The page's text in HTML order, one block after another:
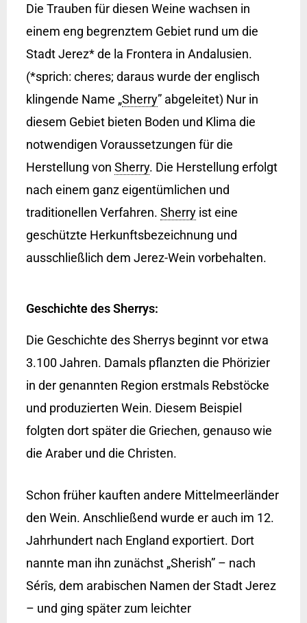
Die Trauben für diesen Weine wachsen in
einem eng begrenztem Gebiet rund um die
Stadt Jerez* de la Frontera in Andalusien.
(*sprich: cheres; daraus wurde der englisch
klingende Name „Sherry” abgeleitet) Nur in
diesem Gebiet bieten Boden und Klima die
notwendigen Voraussetzungen für die
Herstellung von Sherry. Die Herstellung erfolgt
nach einem ganz eigentümlichen und
traditionellen Verfahren. Sherryist eine
geschützte Herkunftsbezeichnung und
ausschließlich dem Jerez-Wein vorbehalten.
Geschichte des Sherrys:
Die Geschichte des Sherrys beginnt vor etwa
3.100 Jahren. Damals pflanzten die Phörizier
in der genannten Region erstmals Rebstöcke
und produzierten Wein. Diesem Beispiel
folgten dort später die Griechen, genauso wie
die Araber und die Christen.
Schon früher kauften andere Mittelmeerländer
den Wein. Anschließend wurde er auch im 12.
Jahrhundert nach England exportiert. Dort
nannte man ihn zunächst „Sherish” – nach
Sérîs, dem arabischen Namen der Stadt Jerez
– und ging später zum leichter